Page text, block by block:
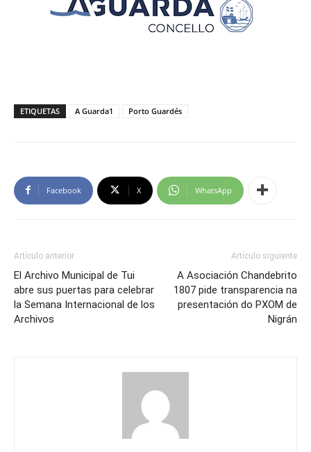
ETIQUETAS A Guarda1 Porto Guardés
Facebook X WhatsApp
Artículo anterior
El Archivo Municipal de Tui
abre sus puertas para celebrar
la Semana Internacional de los
Archivos
Artículo siguiente
A Asociación Chandebrito
1807 pide transparencia na
presentación do PXOM de
Nigrán